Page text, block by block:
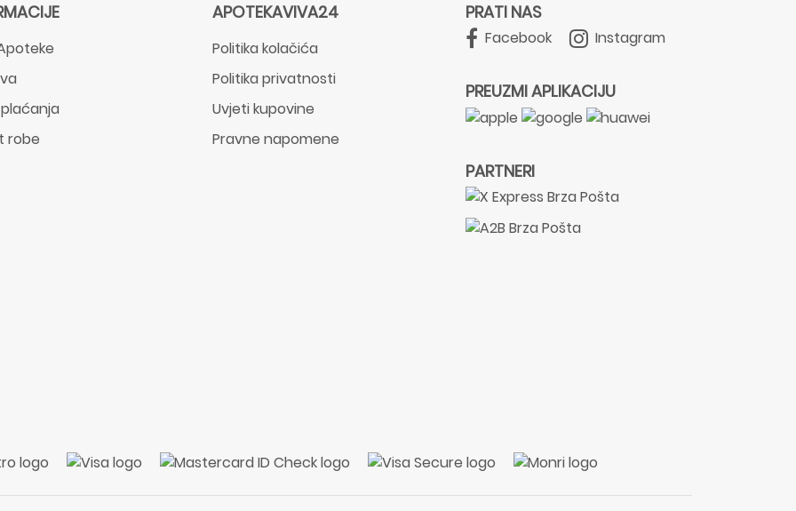
robe
APOTEKAVIVA24
Politika kolačića
Politika privatnosti
Uvjeti kupovine
Pravne napomene
PRATI NAS
Facebook Instagram
PREUZMI APLIKACIJU
PARTNERI